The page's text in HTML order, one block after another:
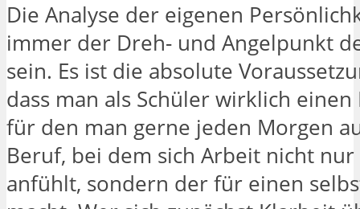
Die Analyse der eigenen
immer der Dreh- und Angelpunkt
sein. Es ist die absolute
dass man als Schüler wirklich
für den man gerne jeden Morgen
Beruf, bei dem sich Arbeit nicht
anfühlt, sondern der für einen